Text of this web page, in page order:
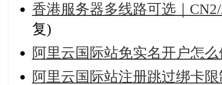
香港服务器多线路可选｜
复)
阿里云国际站免实名开户怎
阿里云国际站注册跳过绑卡